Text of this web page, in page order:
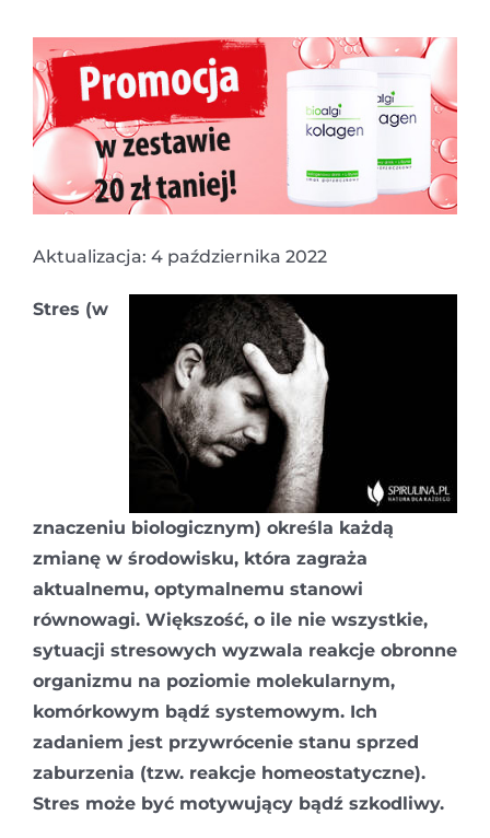
Aktualizacja: 4 października 2022
Stres (w
znaczeniu biologicznym) określa każdą
zmianę w środowisku, która zagraża
aktualnemu, optymalnemu stanowi
równowagi. Większość, o ile nie wszystkie,
sytuacji stresowych wyzwala reakcje obronne
organizmu na poziomie molekularnym,
komórkowym bądź systemowym. Ich
zadaniem jest przywrócenie stanu sprzed
zaburzenia (tzw. reakcje homeostatyczne).
Stres może być motywujący bądź szkodliwy.